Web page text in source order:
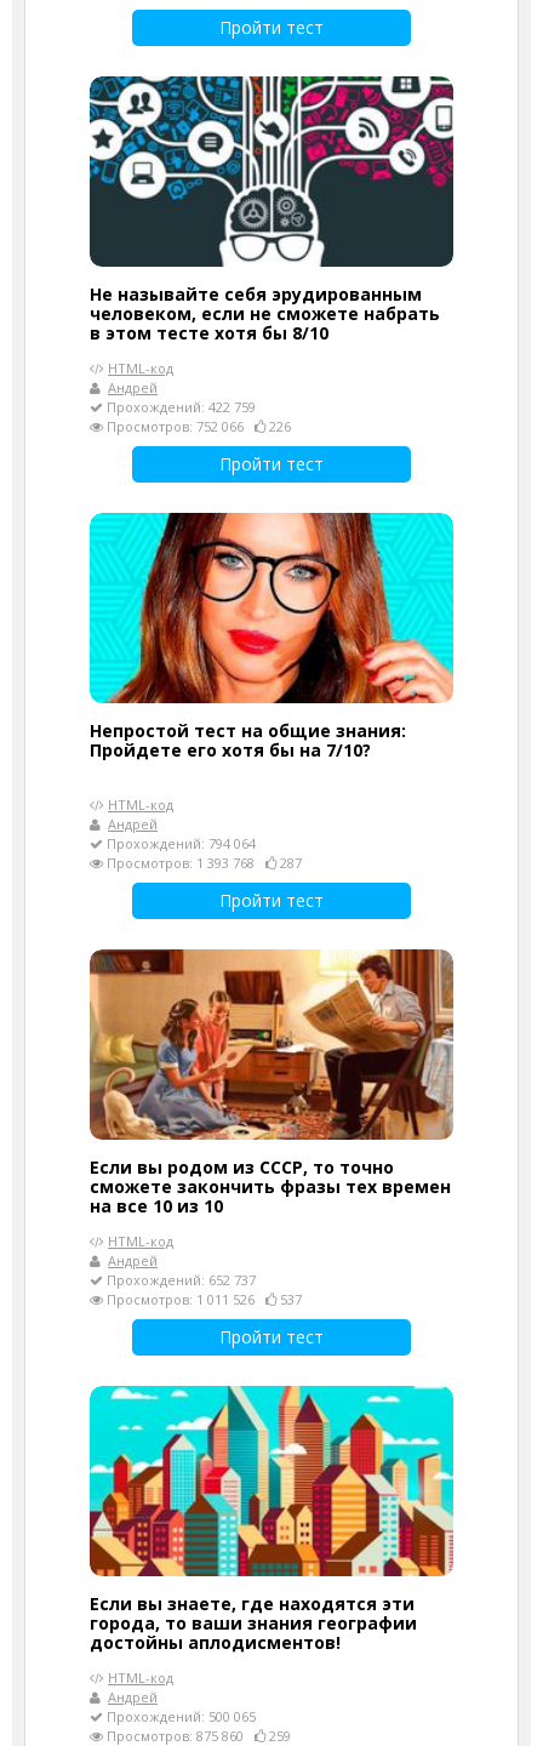
Пройти тест
Не называйте себя эрудированным
человеком, если не сможете набрать
в этом тесте хотя бы 8/10
HTML-код
Андрей
Прохождений: 422 759
Просмотров: 752 066
226
Пройти тест
Непростой тест на общие знания:
Пройдете его хотя бы на 7/10?
HTML-код
Андрей
Прохождений: 794 064
Просмотров: 1 393 768
287
Пройти тест
Если вы родом из СССР, то точно
сможете закончить фразы тех времен
на все 10 из 10
HTML-код
Андрей
Прохождений: 652 737
Просмотров: 1 011 526
537
Пройти тест
Если вы знаете, где находятся эти
города, то ваши знания географии
достойны аплодисментов!
HTML-код
Андрей
Прохождений: 500 065
Просмотров: 875 860
259